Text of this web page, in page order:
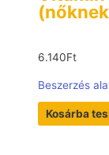
6.140Ft
Beszerzés
Kosárba